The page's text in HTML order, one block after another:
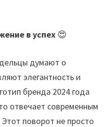
в успех 😍
думают о
элегантность и
бренда 2024 года
отвечает современным
поворот не просто